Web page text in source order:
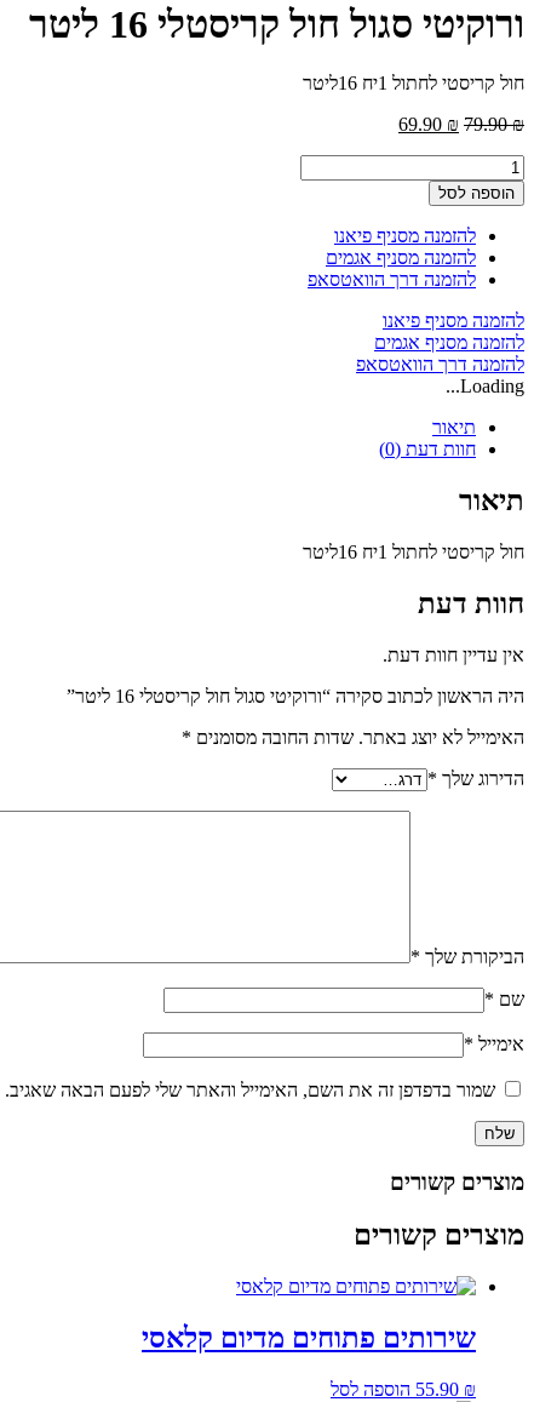
ורוקיטי סגול חול קריסטלי 16 ליטר
חול קריסטי לחתול 1יח 16ליטר
79.90₪
המחיר
79.90 ₪.
69.90 ₪
המחיר
כמות
של
ורוקיטי
קריסטלי
ליטר
הוספה לסל
להזמנה מסניף פיאנו
להזמנה מסניף אגמים
להזמנה דרך הוואטסאפ
להזמנה מסניף פיאנו
להזמנה מסניף אגמים
להזמנה דרך הוואטסאפ
Loading...
תיאור
חוות דעת (0)
תיאור
חול קריסטי לחתול 1יח 16ליטר
חוות דעת
אין עדיין חוות דעת.
היה הראשון לכתוב סקירה “ורוקיטי סגול חול קריסטלי 16 ליטר”
האימייל לא יוצג באתר. שדות החובה מסומנים *
הדירוג שלך *
הביקורת שלך *
שם *
אימייל *
שמור בדפדפן זה את השם, האימייל והאתר שלי לפעם הבאה שאגיב.
מוצרים קשורים
מוצרים קשורים
שירותים פתוחים מדיום קלאסי
55.90 ₪ הוספה לסל